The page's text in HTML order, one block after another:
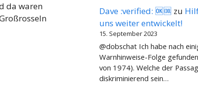
da waren
Dave :verified: 🆗🆒 zu
uns weiter entwickelt!
15. September 2023
@dobschat Ich habe nach
Warnhinweise-Folge
von 1974). Welche der
diskriminierend sein…